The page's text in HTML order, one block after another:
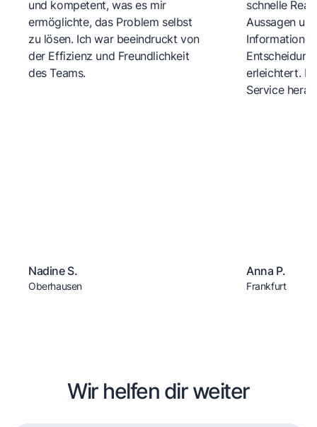
und kompetent, was es mir
ermöglichte, das Problem selbst
zu lösen. Ich war beeindruckt von
der Effizienz und Freundlichkeit
des Teams.
Nadine S.
Oberhausen
schnelle
Aussagen
erleichtert.
Service
Anna P.
Frankfurt
Wir helfen dir weiter